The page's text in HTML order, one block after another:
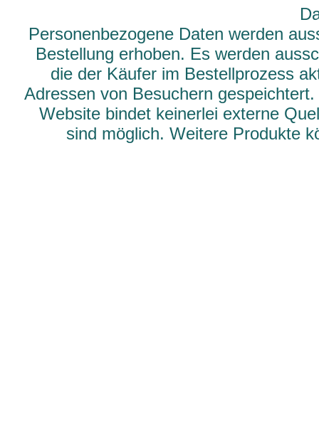
Personenbezogene Daten werden
Bestellung erhoben. Es werden
die der Käufer im Bestellprozess
Adressen von Besuchern
Website bindet keinerlei externe
sind möglich. Weitere Produkte